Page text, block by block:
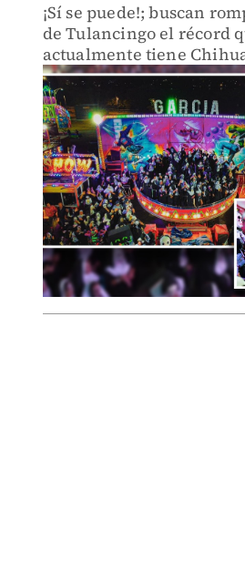
¡Sí se puede!; buscan
de Tulancingo el récord
actualmente tiene